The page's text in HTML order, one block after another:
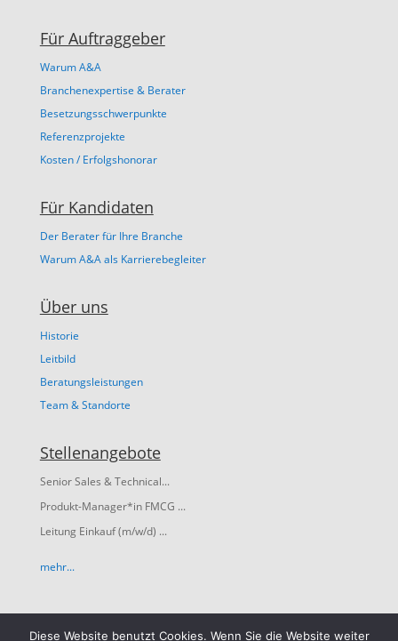
Für Auftraggeber
Warum A&A
Branchenexpertise & Berater
Besetzungsschwerpunkte
Referenzprojekte
Kosten / Erfolgshonorar
Für Kandidaten
Der Berater für Ihre Branche
Warum A&A als Karrierebegleiter
Über uns
Historie
Leitbild
Beratungsleistungen
Team & Standorte
Stellenangebote
Senior Sales & Technical...
Produkt-Manager*in FMCG ...
Leitung Einkauf (m/w/d) ...
mehr...
Diese Website benutzt Cookies. Wenn Sie die Website weiter